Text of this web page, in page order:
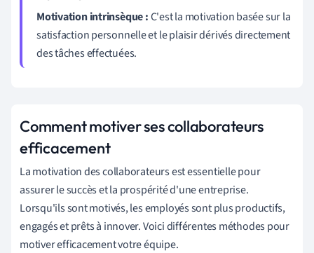
Motivation intrinsèque :C'est la motivation basée sur la
satisfaction personnelle et le plaisir dérivés directement
des tâches effectuées.
Comment motiver ses collaborateurs
efficacement
La motivation des collaborateurs est essentielle pour
assurer le succès et la prospérité d'une entreprise.
Lorsqu'ils sont motivés, les employés sont plus productifs,
engagés et prêts à innover. Voici différentes méthodes pour
motiver efficacement votre équipe.